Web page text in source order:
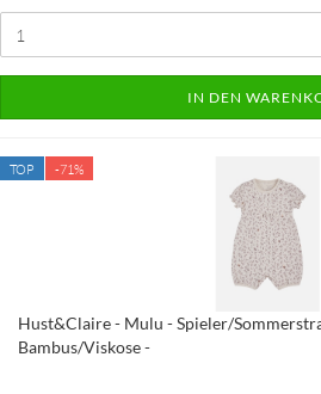
IN DEN
TOP -71%
Hust&Claire - Mulu - Spieler/
Bambus/Viskose -